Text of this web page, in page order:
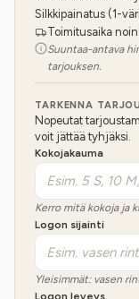
Silkkipainatus (1-
Toimitusaika
Suuntaa-antava
tarjouksen.
TARKENNA
Nopeutat
voit jättää tyhjäksi.
Kokojakauma
Kerro mitä kokoja ja
Logon sijainti
Yleisimmät: vasen
Logon leveys